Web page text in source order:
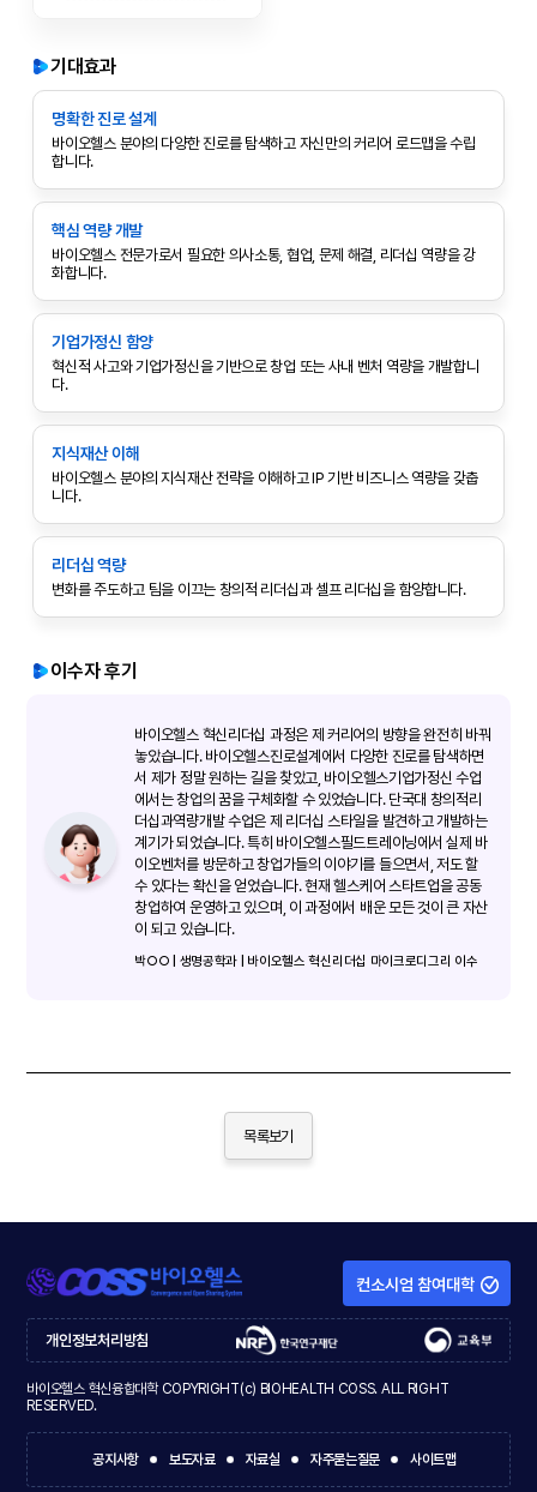
기대효과
명확한 진로 설계
바이오헬스 분야의 다양한 진로를 탐색하고 자신만의 커리어 로드맵을 수립
합니다.
핵심 역량 개발
바이오헬스 전문가로서 필요한 의사소통, 협업, 문제 해결, 리더십 역량을 강
화합니다.
기업가정신 함양
혁신적 사고와 기업가정신을 기반으로 창업 또는 사내 벤처 역량을 개발합니
다.
지식재산 이해
바이오헬스 분야의 지식재산 전략을 이해하고 IP 기반 비즈니스 역량을 갖춥
니다.
리더십 역량
변화를 주도하고 팀을 이끄는 창의적 리더십과 셀프 리더십을 함양합니다.
이수자 후기
바이오헬스 혁신리더십 과정은 제 커리어의 방향을 완전히 바꿔
놓았습니다. 바이오헬스진로설계에서 다양한 진로를 탐색하면
서 제가 정말 원하는 길을 찾았고, 바이오헬스기업가정신 수업
에서는 창업의 꿈을 구체화할 수 있었습니다. 단국대 창의적리
더십과역량개발 수업은 제 리더십 스타일을 발견하고 개발하는
계기가 되었습니다. 특히 바이오헬스필드트레이닝에서 실제 바
이오벤처를 방문하고 창업가들의 이야기를 들으면서, 저도 할
수 있다는 확신을 얻었습니다. 현재 헬스케어 스타트업을 공동
창업하여 운영하고 있으며, 이 과정에서 배운 모든 것이 큰 자산
이 되고 있습니다.
박○○ | 생명공학과 | 바이오헬스 혁신리더십 마이크로디그리 이수
목록보기
개인정보처리방침
바이오헬스 혁신융합대학 COPYRIGHT(c) BIOHEALTH COSS. ALL RIGHT
RESERVED.
공지사항 보도자료 자료실 자주묻는질문 사이트맵
컨소시엄 참여대학